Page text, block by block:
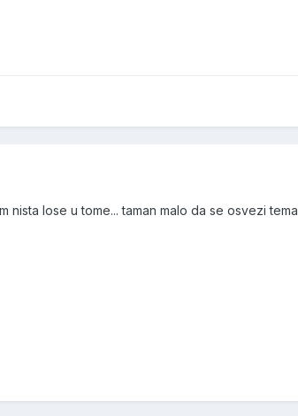
nista lose u tome... taman malo da se osvezi tema